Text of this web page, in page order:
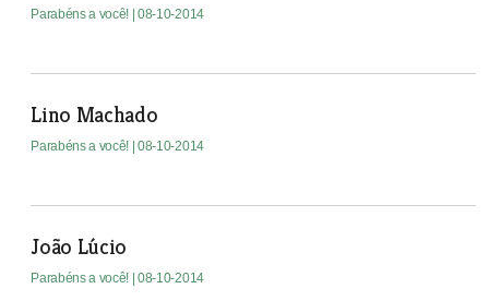
Parabéns a você! | 08-10-2014
Lino Machado
Parabéns a você! | 08-10-2014
João Lúcio
Parabéns a você! | 08-10-2014